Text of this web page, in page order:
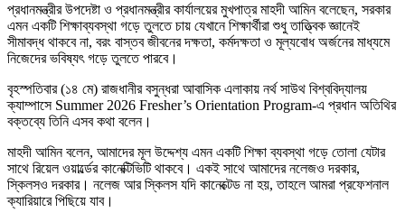
প্রধানমন্ত্রীর উপদেষ্টা ও প্রধানমন্ত্রীর কার্যালয়ের মুখপাত্র মাহদী আমিন বলেছেন, সরকার
এমন একটি শিক্ষাব্যবস্থা গড়ে তুলতে চায় যেখানে শিক্ষার্থীরা শুধু তাত্ত্বিক জ্ঞানেই
সীমাবদ্ধ থাকবে না, বরং বাস্তব জীবনের দক্ষতা, কর্মদক্ষতা ও মূল্যবোধ অর্জনের মাধ্যমে
নিজেদের ভবিষ্যৎ গড়ে তুলতে পারবে।
বৃহস্পতিবার (১৪ মে) রাজধানীর বসুন্ধরা আবাসিক এলাকায় নর্থ সাউথ বিশ্ববিদ্যালয়
ক্যাম্পাসে Summer 2026 Fresher’s Orientation Program-এ প্রধান অতিথির
বক্তব্যে তিনি এসব কথা বলেন।
মাহদী আমিন বলেন, আমাদের মূল উদ্দেশ্য এমন একটি শিক্ষা ব্যবস্থা গড়ে তোলা যেটার
সাথে রিয়েল ওয়ার্ল্ডের কানেক্টিভিটি থাকবে। একই সাথে আমাদের নলেজও দরকার,
স্কিলসও দরকার। নলেজ আর স্কিলস যদি কানেক্টেড না হয়, তাহলে আমরা প্রফেশনাল
ক্যারিয়ারে পিছিয়ে যাব।